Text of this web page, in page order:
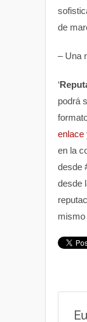
de
– Una
‘
podrá
enlace
en la
desde
desde
mismo